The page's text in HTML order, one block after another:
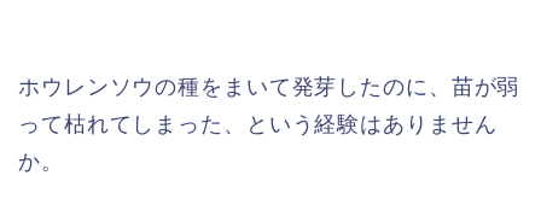
ホウレンソウの種をまいて発芽したのに、苗が弱
って枯れてしまった、という経験はありません
か。